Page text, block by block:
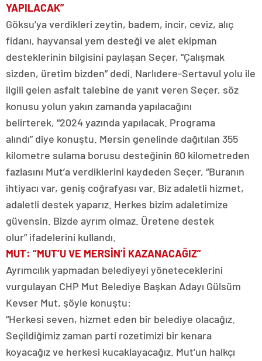
YAPILACAK”
Göksu’ya verdikleri zeytin, badem, incir, ceviz, alıç
fidanı, hayvansal yem desteği ve alet ekipman
desteklerinin bilgisini paylaşan Seçer, “Çalışmak
sizden, üretim bizden” dedi. Narlıdere-Sertavul yolu ile
ilgili gelen asfalt talebine de yanıt veren Seçer, söz
konusu yolun yakın zamanda yapılacağını
belirterek, “2024 yazında yapılacak. Programa
alındı” diye konuştu. Mersin genelinde dağıtılan 355
kilometre sulama borusu desteğinin 60 kilometreden
fazlasını Mut’a verdiklerini kaydeden Seçer, “Buranın
ihtiyacı var, geniş coğrafyası var. Biz adaletli hizmet,
adaletli destek yaparız. Herkes bizim adaletimize
güvensin. Bizde ayrım olmaz. Üretene destek
olur” ifadelerini kullandı.
MUT: “MUT’U VE MERSİN’İ KAZANACAĞIZ”
Ayrımcılık yapmadan belediyeyi yöneteceklerini
vurgulayan CHP Mut Belediye Başkan Adayı Gülsüm
Kevser Mut, şöyle konuştu:
“Herkesi seven, hizmet eden bir belediye olacağız.
Seçildiğimiz zaman parti rozetimizi bir kenara
koyacağız ve herkesi kucaklayacağız. Mut’un halkçı